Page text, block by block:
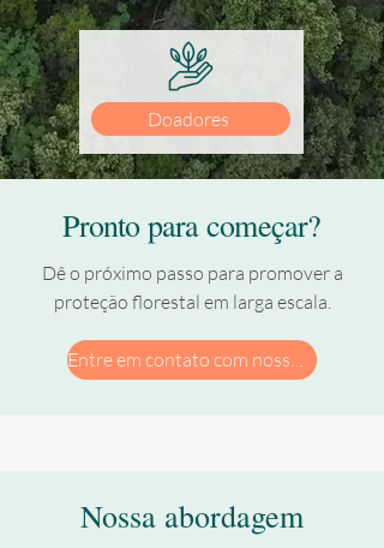
Doadores
Pronto para começar?
Dê o próximo passo para promover a
proteção florestal em larga escala.
Entre em contato com nossa equipe
Nossa abordagem